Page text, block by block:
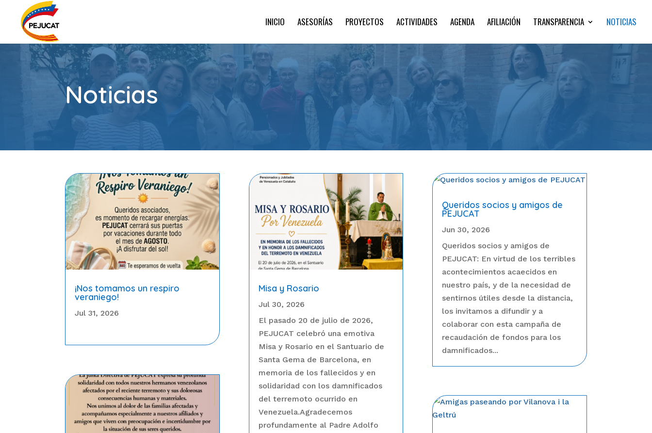
INICIO ASESORÍAS PROYECTOS ACTIVIDADES AGENDA AFILIACIÓN TRANSPARENCIA NOTICIAS
Noticias
¡Nos tomamos un respiro
veraniego!
Jul 31, 2026
Misa y Rosario
Jul 30, 2026
El pasado 20 de julio de 2026,
PEJUCAT celebró una emotiva
Misa y Rosario en el Santuario de
Santa Gema de Barcelona, en
memoria de los fallecidos y en
solidaridad con los damnificados
del terremoto ocurrido en
Venezuela.Agradecemos
profundamente al Padre Adolfo
Queridos socios y amigos de
PEJUCAT
Jun 30, 2026
Queridos socios y amigos de
PEJUCAT: En virtud de los terribles
acontecimientos acaecidos en
nuestro país, y de la necesidad de
sentirnos útiles desde la distancia,
los invitamos a difundir y a
colaborar con esta campaña de
recaudación de fondos para los
damnificados...